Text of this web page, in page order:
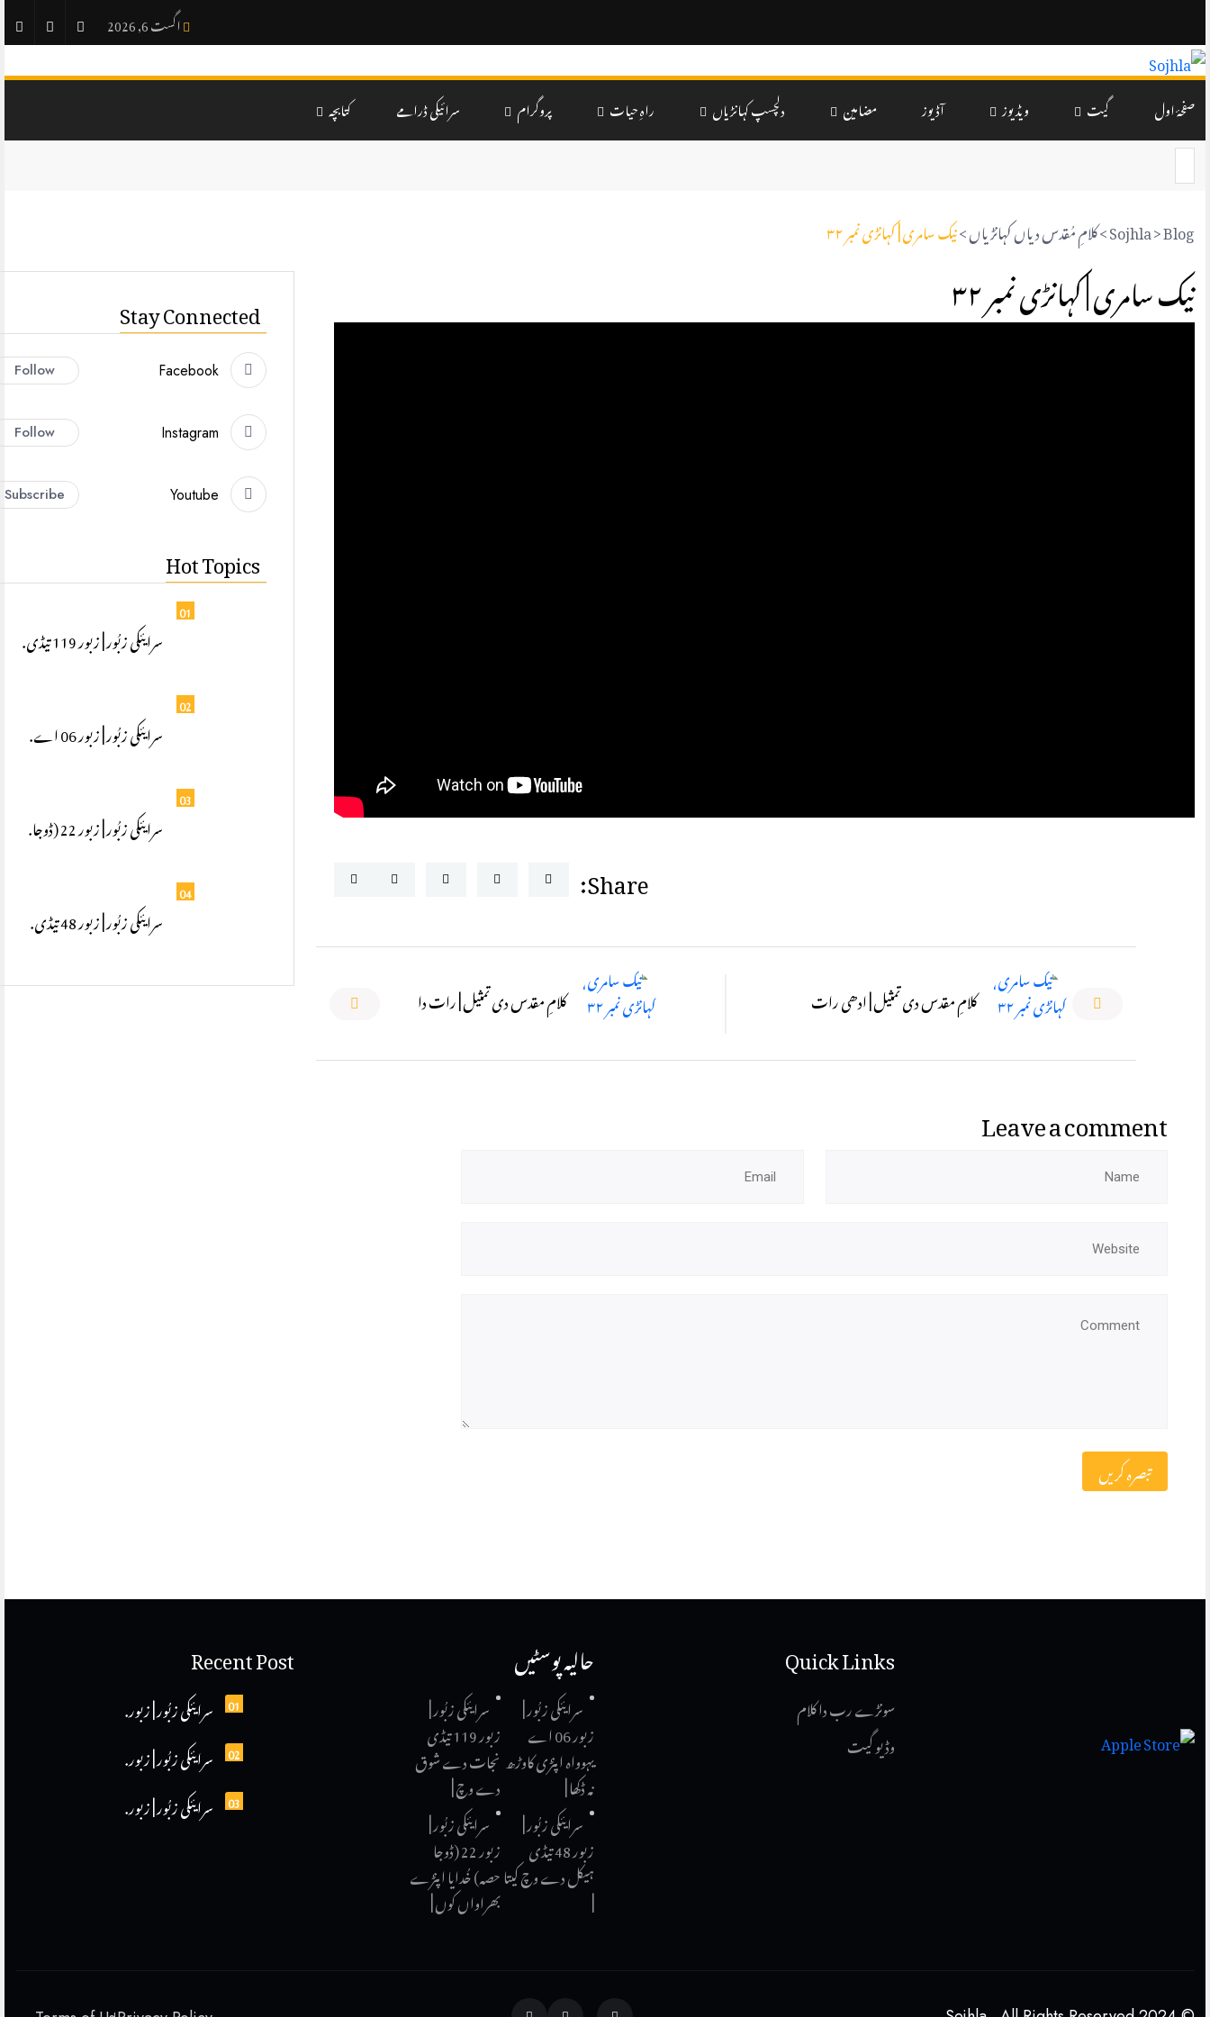
اگست 6, 2026
صفحۂ اول گیت ویڈیوز آڈیوز مضامین دلچسپ کہانڑیاں راہِ حیات پروگرام سرائیکی ڈرامے کتابچہ
Sojhla>Blog
>کلامِ مُقدس دیاں کہانڑیاں>نیک سامری | کہانڑی نمبر ۳۲
نیک سامری | کہانڑی نمبر ۳۲
Share:
کلامِ مقدس دی تمثیل | ادھی رات کلامِ مقدس دی تمثیل | رات دا
Leave a comment
Stay Connected
Facebook
Follow
Instagram
Follow
Youtube
Subscribe
Hot Topics
01
سرایئکی زبُور | زبور 119 تیڈی.
02
سرایئکی زبُور | زبور 06 اے.
03
سرایئکی زبُور | زبور 22 (ڈوجا.
04
سرایئکی زبُور | زبور 48 تیڈی.
Quick Links
سونڑے رب دا کلام
وڈیو گیت
حالیہ پوسٹیں
سرایئکی زبُور |
زبور 119 تیڈی
نجات دے شوق
دے وچ |
سرایئکی زبُور |
زبور 06 اے
یہوواہ اپنڑی کاوڑھ
نہ ڈکھا |
سرایئکی زبُور |
زبور 22 (ڈوجا
حصہ) خُدایا اپنڑے
بھراواں کوں |
سرایئکی زبُور |
زبور 48 تیڈی
ہیکل دے وچ کیتا
|
Recent Post
01 سرایئکی زبُور | زبور.
02 سرایئکی زبُور | زبور.
03 سرایئکی زبُور | زبور.